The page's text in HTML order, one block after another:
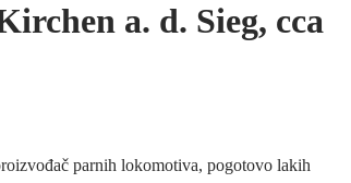
a. d. Sieg, cca
parnih lokomotiva, pogotovo lakih